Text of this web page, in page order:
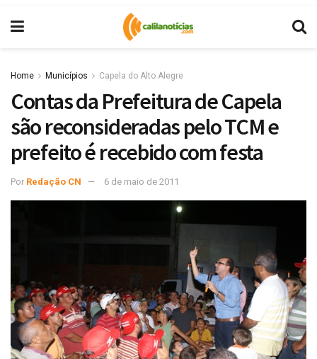
Home Municípios Capela do Alto Alegre
Contas da Prefeitura de Capela
são reconsideradas pelo TCM e
prefeito é recebido com festa
Por Redação CN 6 de maio de 2011